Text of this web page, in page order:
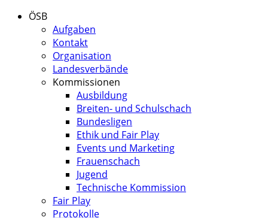
ÖSB
Aufgaben
Kontakt
Organisation
Landesverbände
Kommissionen
Ausbildung
Breiten- und Schulschach
Bundesligen
Ethik und Fair Play
Events und Marketing
Frauenschach
Jugend
Technische Kommission
Fair Play
Protokolle